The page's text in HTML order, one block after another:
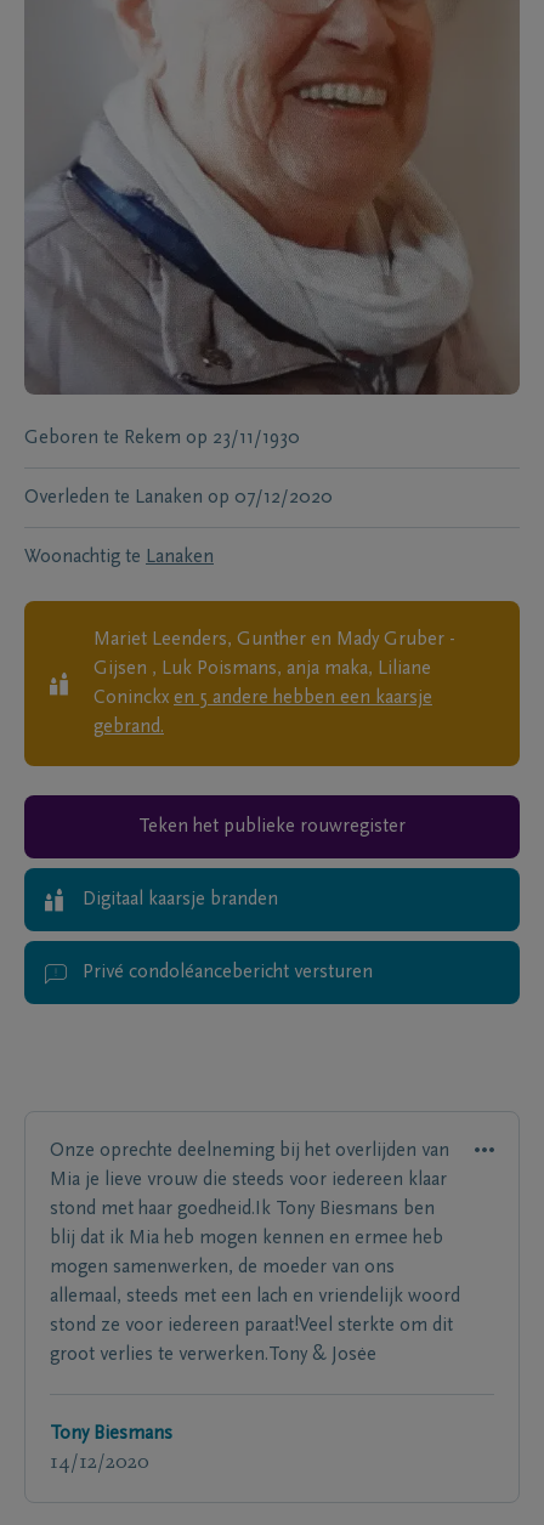
Geboren te Rekem op 23/11/1930
Overleden te Lanaken op 07/12/2020
Woonachtig te Lanaken
Mariet Leenders, Gunther en Mady Gruber -
Gijsen , Luk Poismans, anja maka, Liliane
Coninckx en 5 andere hebben een kaarsje
gebrand.
Teken het publieke rouwregister
Digitaal kaarsje branden
Privé condoléancebericht versturen
Onze oprechte deelneming bij het overlijden van
Mia je lieve vrouw die steeds voor iedereen klaar
stond met haar goedheid.Ik Tony Biesmans ben
blij dat ik Mia heb mogen kennen en ermee heb
mogen samenwerken, de moeder van ons
allemaal, steeds met een lach en vriendelijk woord
stond ze voor iedereen paraat!Veel sterkte om dit
groot verlies te verwerken.Tony & Josėe
Tony Biesmans
14/12/2020